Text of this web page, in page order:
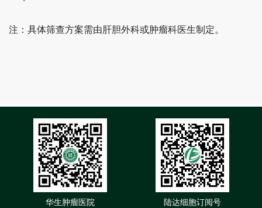
注：具体筛查方案需由肝胆外科或肿瘤科医生制定。
华生肿瘤医院 陆达细胞订阅号